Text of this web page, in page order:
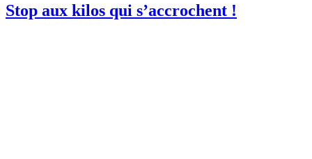
Stop aux kilos qui s’accrochent !